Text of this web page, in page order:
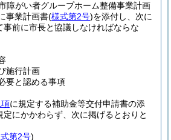
障がい者グループホーム整備事業計画
事業計画書(様式第2号)を添付し、次に
事前に市長と協議しなければならな
施行計画
要と認める事項
に規定する補助金等交付申請書の添
定にかかわらず、次に掲げるとおりと
第2号)